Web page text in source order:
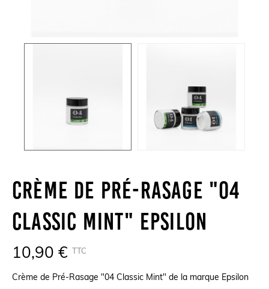
Crème De Pré-Rasage "04
Classic Mint" Epsilon
10,90 € TTC
Crème de Pré-Rasage "04 Classic Mint" de la marque Epsilon